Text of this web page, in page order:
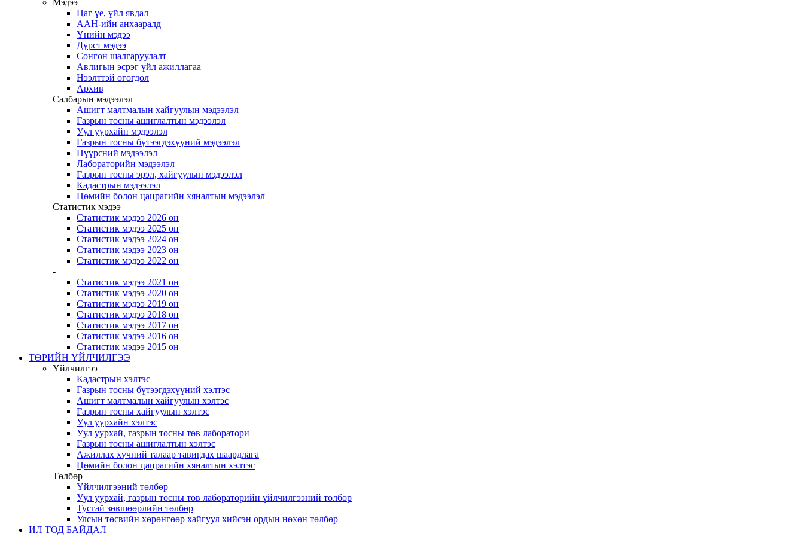
Мэдээ
Цаг үе, үйл явдал
ААН-ийн анхааралд
Үнийн мэдээ
Дүрст мэдээ
Сонгон шалгаруулалт
Авлигын эсрэг үйл ажиллагаа
Нээлттэй өгөгдөл
Архив
Салбарын мэдээлэл
Ашигт малтмалын хайгуулын мэдээлэл
Газрын тосны ашиглалтын мэдээлэл
Уул уурхайн мэдээлэл
Газрын тосны бүтээгдэхүүний мэдээлэл
Нүүрсний мэдээлэл
Лабораторийн мэдээлэл
Газрын тосны эрэл, хайгуулын мэдээлэл
Кадастрын мэдээлэл
Цөмийн болон цацрагийн хяналтын мэдээлэл
Статистик мэдээ
Статистик мэдээ 2026 он
Статистик мэдээ 2025 он
Статистик мэдээ 2024 он
Статистик мэдээ 2023 он
Статистик мэдээ 2022 он
-
Статистик мэдээ 2021 он
Статистик мэдээ 2020 он
Статистик мэдээ 2019 он
Статистик мэдээ 2018 он
Статистик мэдээ 2017 он
Статистик мэдээ 2016 он
Статистик мэдээ 2015 он
ТӨРИЙН ҮЙЛЧИЛГЭЭ
Үйлчилгээ
Кадастрын хэлтэс
Газрын тосны бүтээгдэхүүний хэлтэс
Ашигт малтмалын хайгуулын хэлтэс
Газрын тосны хайгуулын хэлтэс
Уул уурхайн хэлтэс
Уул уурхай, газрын тосны төв лаборатори
Газрын тосны ашиглалтын хэлтэс
Ажиллах хүчний талаар тавигдах шаардлага
Цөмийн болон цацрагийн хяналтын хэлтэс
Төлбөр
Үйлчилгээний төлбөр
Уул уурхай, газрын тосны төв лабораторийн үйлчилгээний төлбөр
Тусгай зөвшөөрлийн төлбөр
Улсын төсвийн хөрөнгөөр хайгуул хийсэн ордын нөхөн төлбөр
ИЛ ТОД БАЙДАЛ